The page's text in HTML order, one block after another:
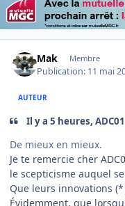
Mak Membre
Publication: 11 mai
AUTEUR
Il y a 5 heures,
De mieux en mieux.
Je te remercie cher
le scepticisme auquel
Que leurs innovations
Évidemment, que